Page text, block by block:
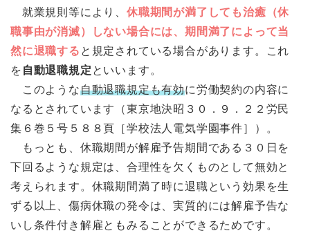
就業規則等により、休職期間が満了しても治癒（休
職事由が消滅）しない場合には、期間満了によって当
然に退職する と規定されている場合があります。これ
を 自動退職規定 といいます。
このような自動退職規定も有効に労働契約の内容に
なるとされています（東京地決昭３０．９．２２労民
集６巻５号５８８頁［学校法人電気学園事件］）。
もっとも、休職期間が解雇予告期間である３０日を
下回るような規定は、合理性を欠くものとして無効と
考えられます。休職期間満了時に退職という効果を生
ずる以上、傷病休職の発令は、実質的には解雇予告な
いし条件付き解雇ともみることができるためです。